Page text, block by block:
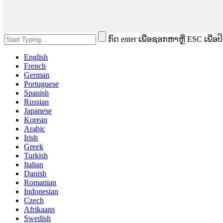
ກົດ enter ເພື່ອຊອກຫາຫຼື ESC ເພື່ອ
English
French
German
Portuguese
Spanish
Russian
Japanese
Korean
Arabic
Irish
Greek
Turkish
Italian
Danish
Romanian
Indonesian
Czech
Afrikaans
Swedish